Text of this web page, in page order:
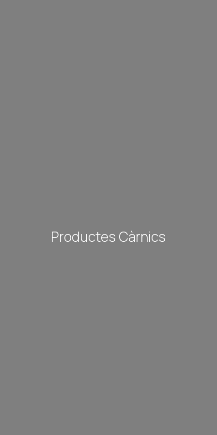
Productes Càrnics